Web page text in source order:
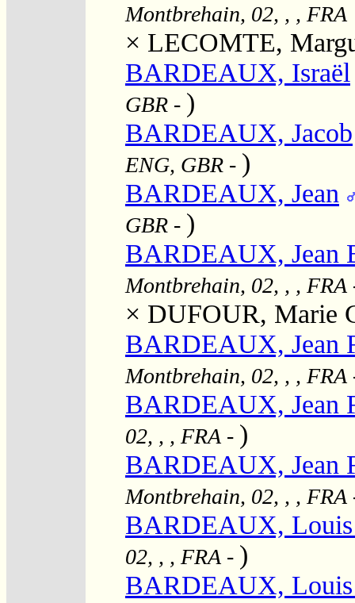
Montbrehain, 02, , , FRA
× LECOMTE,
BARDEAUX, Israël
GBR - )
BARDEAUX, Jacob
ENG, GBR - )
BARDEAUX, Jean
GBR - )
BARDEAUX, Jean
Montbrehain, 02, , , FRA
× DUFOUR, Marie
BARDEAUX, Jean
Montbrehain, 02, , , FRA
BARDEAUX, Jean
02, , , FRA - )
BARDEAUX, Jean
Montbrehain, 02, , , FRA
BARDEAUX, Louis
02, , , FRA - )
BARDEAUX, Louis